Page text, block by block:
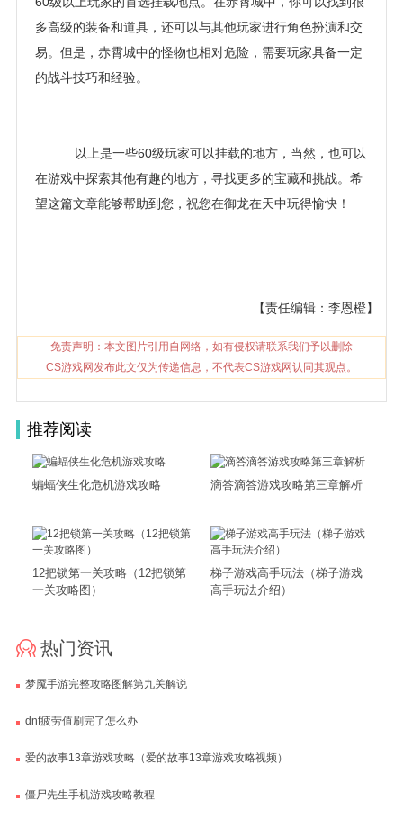
多高级的装备和道具，还可以与其他玩家进行角色扮演和交
易。但是，赤霄城中的怪物也相对危险，需要玩家具备一定
的战斗技巧和经验。
以上是一些60级玩家可以挂载的地方，当然，也可以
在游戏中探索其他有趣的地方，寻找更多的宝藏和挑战。希
望这篇文章能够帮助到您，祝您在御龙在天中玩得愉快！
【责任编辑：李恩橙】
免责声明：本文图片引用自网络，如有侵权请联系我们予以删除
CS游戏网发布此文仅为传递信息，不代表CS游戏网认同其观点。
推荐阅读
蝙蝠侠生化危机游戏攻略 滴答滴答游戏攻略第三章解析
12把锁第一关攻略（12把锁第
一关攻略图）
梯子游戏高手玩法（梯子游戏
高手玩法介绍）
热门资讯
梦魇手游完整攻略图解第九关解说
dnf疲劳值刷完了怎么办
爱的故事13章游戏攻略（爱的故事13章游戏攻略视频）
僵尸先生手机游戏攻略教程